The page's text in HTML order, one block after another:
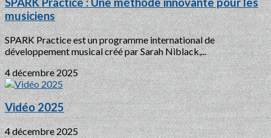
musiciens
SPARK Practice est un programme international de
développement musical créé par Sarah Niblack,...
4 décembre 2025
Vidéo 2025
4 décembre 2025